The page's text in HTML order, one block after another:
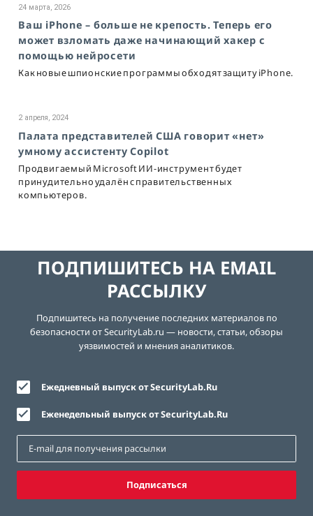
24 марта, 2026
Ваш iPhone – больше не крепость. Теперь его
может взломать даже начинающий хакер с
помощью нейросети
Как новые шпионские программы обходят защиту iPhone.
2 апреля, 2024
Палата представителей США говорит «нет»
умному ассистенту Copilot
Продвигаемый Microsoft ИИ-инструмент будет
принудительно удалён с правительственных
компьютеров.
ПОДПИШИТЕСЬ НА EMAIL
РАССЫЛКУ
Подпишитесь на получение последних материалов по
безопасности от SecurityLab.ru — новости, статьи, обзоры
уязвимостей и мнения аналитиков.
Ежедневный выпуск от SecurityLab.Ru
Еженедельный выпуск от SecurityLab.Ru
Подписаться